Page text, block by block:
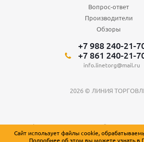
Вопрос-ответ
Производители
Обзоры
+7 988 240-21-
+7 861 240-21-
info.linetorg@mail.ru
2026 © ЛИНИЯ
Вся информация о товарах на сайте носит
является публичной офертой, определяемой
Сайт использует файлы cookie,
Подробнее об этом вы можете узнать в